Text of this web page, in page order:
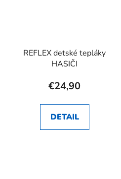
REFLEX detské tepláky
HASIČI
€24,90
DETAIL